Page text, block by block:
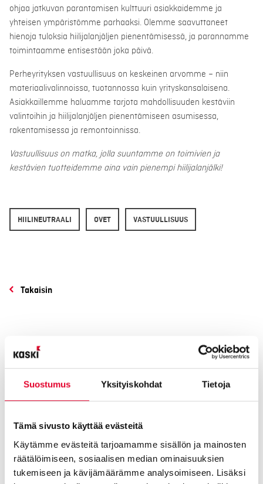
Suostumus Yksityiskohdat Tietoja
Tämä sivusto käyttää evästeitä
Käytämme evästeitä tarjoamamme sisällön ja mainosten
räätälöimiseen, sosiaalisen median ominaisuuksien
tukemiseen ja kävijämäärämme analysoimiseen. Lisäksi
ohjaa jatkuvan parantamisen kulttuuri asiakkaidemme ja
yhteisen ympäristömme parhaaksi. Olemme saavuttaneet
hienoja tuloksia hiilijalanjäljen pienentämisessä, ja parannamme
toimintaamme entisestään joka päivä.
Perheyrityksen vastuullisuus on keskeinen arvomme – niin
materiaalivalinnoissa, tuotannossa kuin yrityskansalaisena.
Asiakkaillemme haluamme tarjota mahdollisuuden kestäviin
valintoihin ja hiilijalanjäljen pienentämiseen asumisessa,
rakentamisessa ja remontoinnissa.
Vastuullisuus on matka, jolla suuntamme on toimivien ja
kestävien tuotteidemme aina vain pienempi hiilijalanjälki!
HIILINEUTRAALI OVET VASTUULLISUUS
Takaisin